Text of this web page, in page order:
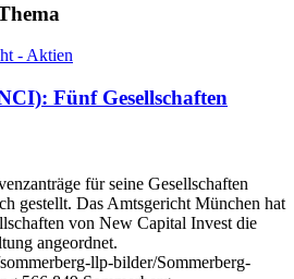
Fünf Gesellschaften
für seine Gesellschaften
gestellt. Das Amtsgericht München hat
von New Capital Invest die
angeordnet.
llp-bilder/Sommerberg-